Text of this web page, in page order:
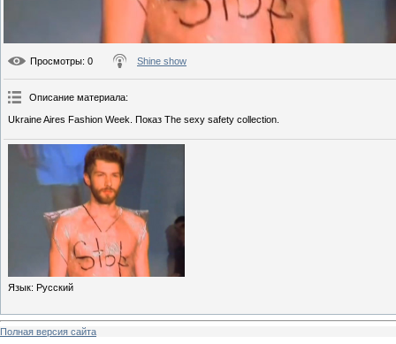
Просмотры: 0 Shine show
Описание материала:
Ukraine Aires Fashion Week. Показ The sexy safety collection.
Язык: Русский
Полная версия сайта